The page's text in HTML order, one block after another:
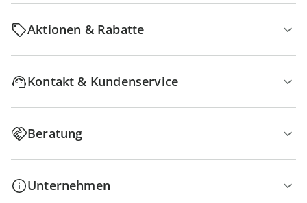
Aktionen & Rabatte
Kontakt & Kundenservice
Beratung
Unternehmen